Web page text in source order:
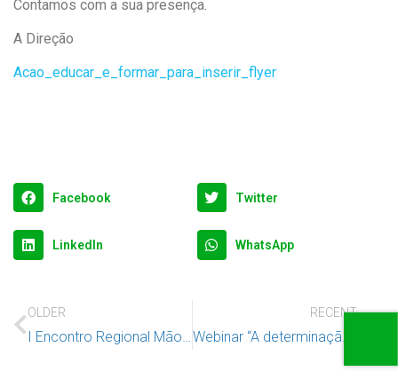
Contamos com a sua presença.
A Direção
Acao_educar_e_formar_para_inserir_flyer
Facebook Twitter
LinkedIn WhatsApp
OLDER
I Encontro Regional Mãos que cuidam com afeto(s) no Acolhimento Residencial : Amar, Proteger e Avaliar
RECENT
Webinar “A determinação do superior interesse da criança nos processos tutelares cíveis” 23 novembro